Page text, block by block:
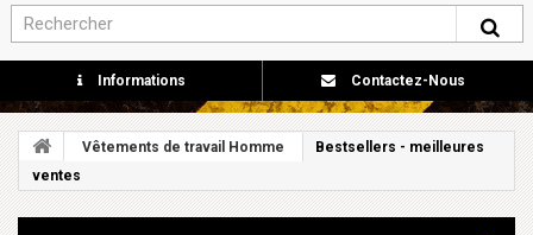
Informations Contactez-Nous
Vêtements de travail Homme
Bestsellers - meilleures
ventes